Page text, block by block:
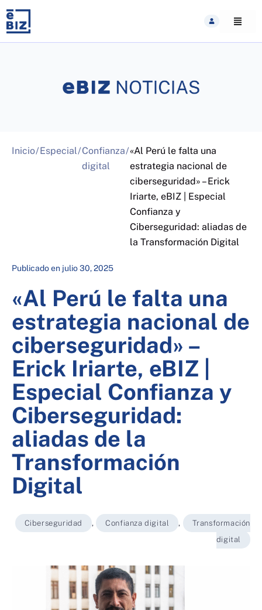
content
Inicio/Especial/Confianza
digital
/«Al Perú le falta una
estrategia nacional de
ciberseguridad» – Erick
Iriarte, eBIZ | Especial
Confianza y
Ciberseguridad: aliadas de
la Transformación Digital
Publicado en julio 30, 2025
«Al Perú le falta una
estrategia nacional de
ciberseguridad» –
Erick Iriarte, eBIZ |
Especial Confianza y
Ciberseguridad:
aliadas de la
Transformación
Digital
Ciberseguridad , Confianza digital ,
Transformación
digital